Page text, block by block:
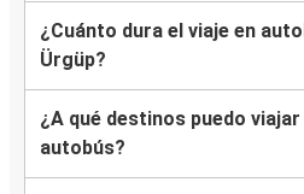
¿Cuánto dura el viaje en
Ürgüp?
¿A qué destinos puedo
autobús?